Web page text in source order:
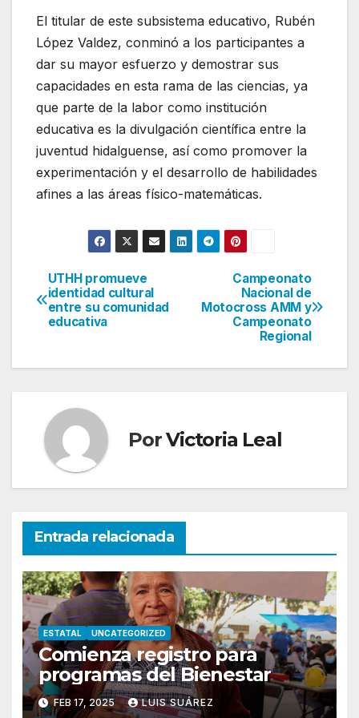
El titular de este subsistema educativo, Rubén
López Valdez, conminó a los participantes a
dar su mayor esfuerzo y demostrar sus
capacidades en esta rama de las ciencias, ya
que parte de la labor como institución
educativa es la divulgación científica entre la
juventud hidalguense, así como promover la
experimentación y el desarrollo de habilidades
afines a las áreas físico-matemáticas.
Navegación
de
Campeonato
Nacional de
Motocross AMM y
Campeonato
Regional
UTHH promueve
identidad cultural
entre su comunidad
educativa
PorVictoria Leal
Entrada relacionada
ESTATAL UNCATEGORIZED
Comienza registro para
programas del Bienestar
FEB 17, 2025 LUIS SUÁREZ